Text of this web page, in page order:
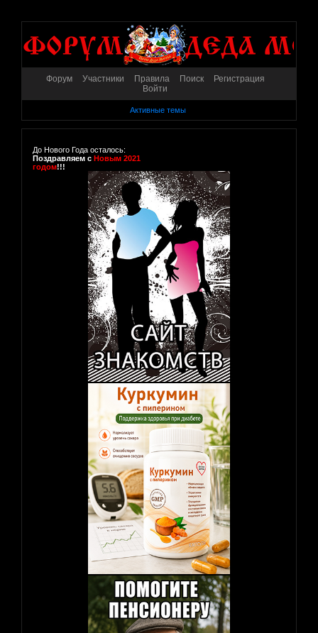
Форум Участники Правила Поиск
Регистрация
Войти
Активные темы
До Нового Года осталось:
Поздравляем с Новым 2021
годом!!!